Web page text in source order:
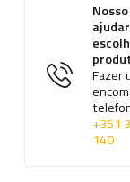
Fazer
+351
140